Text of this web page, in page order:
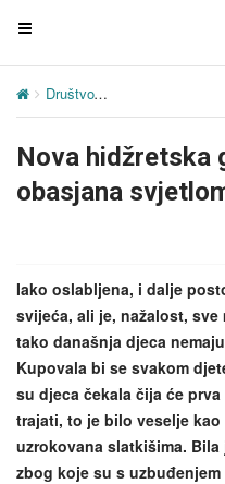
T
g
e
n
g
a
t
i
o
n
Društvo
Nova hidžretska
obasjana
Iako oslabljena, i dalje
svijeća, ali je, nažalost,
tako današnja djeca
Kupovala bi se svakom
su djeca čekala čija će
trajati, to je bilo veselje
uzrokovana slatkišima.
zbog koje su s